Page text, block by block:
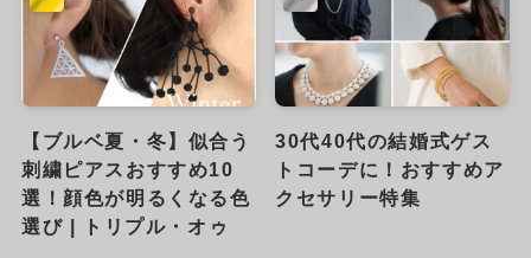
【ブルベ夏・冬】似合う
刺繍ピアスおすすめ10
選！顔色が明るくなる色
選び | トリプル・オゥ
30代40代の結婚式ゲス
トコーデに！おすすめア
クセサリー特集